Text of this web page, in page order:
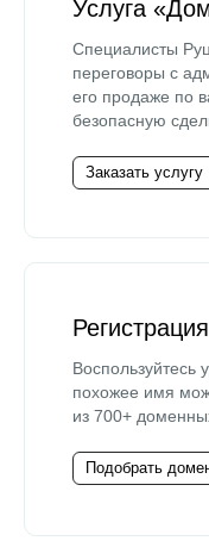
Услуга
Специалисты
переговоры с
его продаже по
безопасную
Заказать услугу
похожее имя
из 700+
Подобрать